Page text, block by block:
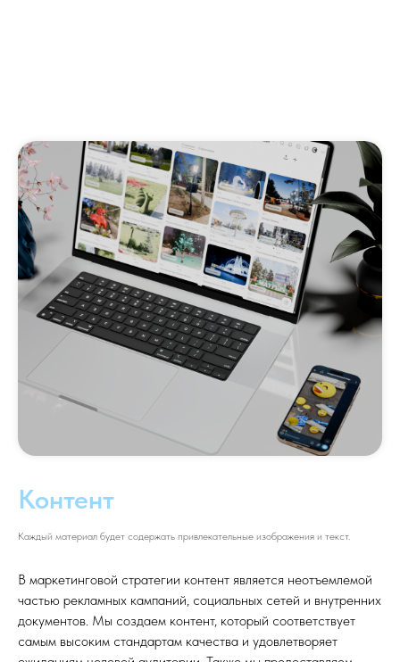
Контент
Каждый материал будет содержать привлекательные изображения и текст.
В маркетинговой стратегии контент является неотъемлемой
частью рекламных кампаний, социальных сетей и внутренних
документов. Мы создаем контент, который соответствует
самым высоким стандартам качества и удовлетворяет